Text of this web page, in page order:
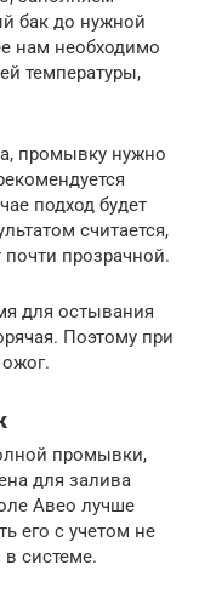
бак до нужной
нам необходимо
температуры,
промывку нужно
подход будет
считается,
прозрачной.
для остывания
Поэтому при
промывки,
для залива
Авео лучше
его с учетом не
системе.